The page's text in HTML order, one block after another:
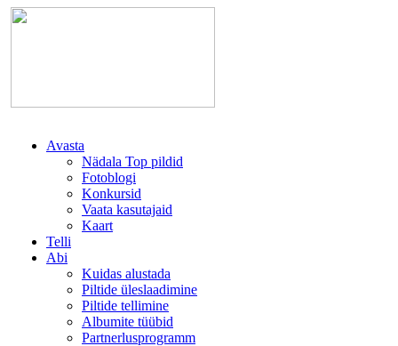
Avasta
Nädala Top pildid
Fotoblogi
Konkursid
Vaata kasutajaid
Kaart
Telli
Abi
Kuidas alustada
Piltide üleslaadimine
Piltide tellimine
Albumite tüübid
Partnerlusprogramm